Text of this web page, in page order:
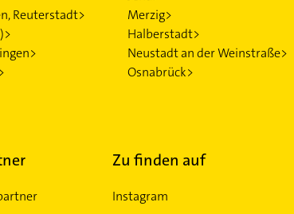
Reuterstadt>
Merzig>
Halberstadt>
Neustadt an der Weinstraße>
Osnabrück>
Zu finden auf
Instagram